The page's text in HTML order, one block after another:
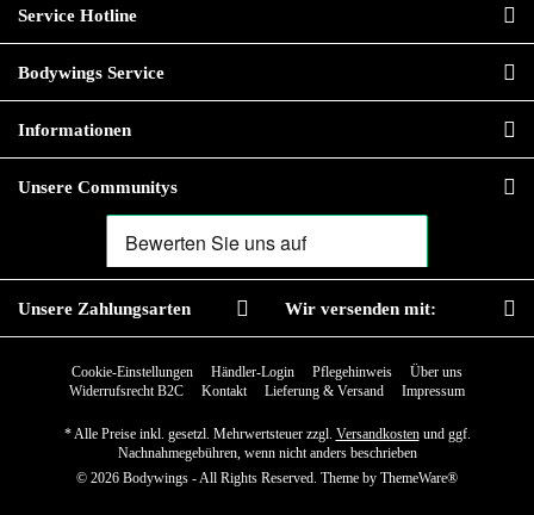
Service Hotline
Bodywings Service
Informationen
Unsere Communitys
Unsere Zahlungsarten Wir versenden mit:
Cookie-Einstellungen Händler-Login Pflegehinweis
Über uns
Widerrufsrecht B2C
Kontakt Lieferung & Versand Impressum
* Alle Preise inkl. gesetzl. Mehrwertsteuer zzgl. Versandkostenund ggf.
Nachnahmegebühren, wenn nicht anders beschrieben
© 2026 Bodywings - All Rights Reserved. Theme by ThemeWare®